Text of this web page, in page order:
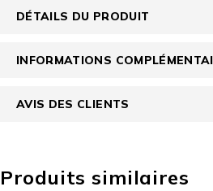
DÉTAILS DU PRODUIT
INFORMATIONS
AVIS DES CLIENTS
Produits similaires